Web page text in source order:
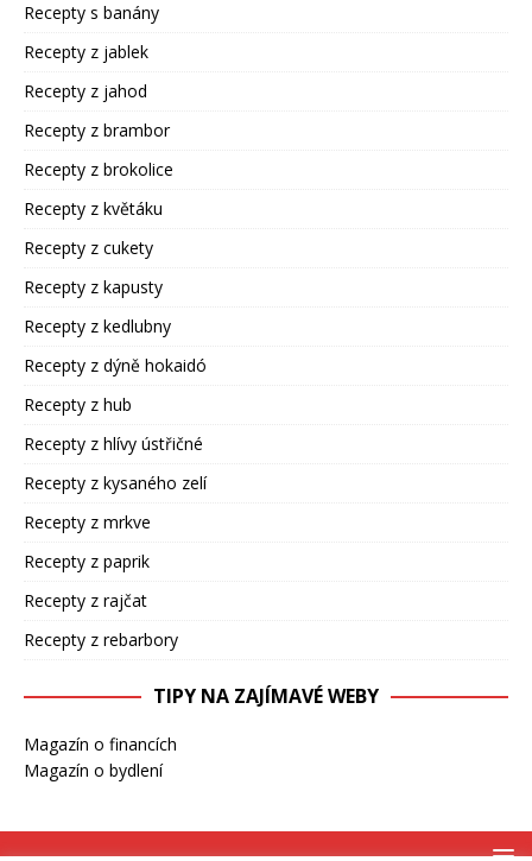
Recepty s banány
Recepty z jablek
Recepty z jahod
Recepty z brambor
Recepty z brokolice
Recepty z květáku
Recepty z cukety
Recepty z kapusty
Recepty z kedlubny
Recepty z dýně hokaidó
Recepty z hub
Recepty z hlívy ústřičné
Recepty z kysaného zelí
Recepty z mrkve
Recepty z paprik
Recepty z rajčat
Recepty z rebarbory
TIPY NA ZAJÍMAVÉ WEBY
Magazín o financích
Magazín o bydlení